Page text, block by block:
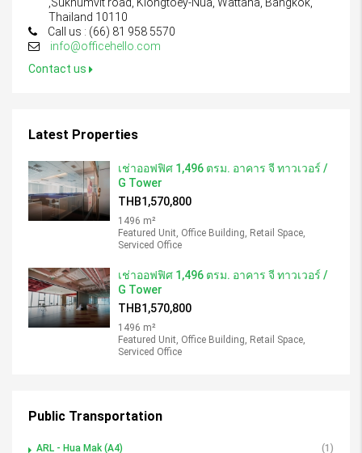
Thailand 10110
Call us : (66) 81 958 5570
info@officehello.com
Contact us
Latest Properties
เช่าออฟฟิศ 1,496 ตรม. อาคาร จี ทาวเวอร์ /
G Tower
THB1,570,800
1496 m²
Featured Unit, Office Building, Retail Space,
Serviced Office
เช่าออฟฟิศ 1,496 ตรม. อาคาร จี ทาวเวอร์ /
G Tower
THB1,570,800
1496 m²
Featured Unit, Office Building, Retail Space,
Serviced Office
Public Transportation
ARL - Hua Mak (A4)
(1)